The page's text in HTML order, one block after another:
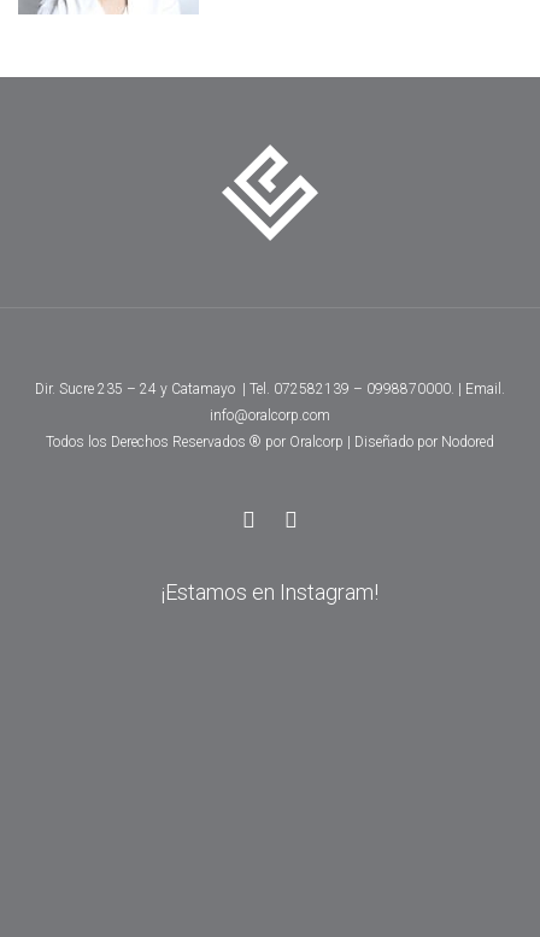
Dir. Sucre 235 – 24 y Catamayo | Tel. 072582139 – 0998870000. | Email.
info@oralcorp.com
Todos los Derechos Reservados ® por Oralcorp | Diseñado por Nodored
¡Estamos en Instagram!